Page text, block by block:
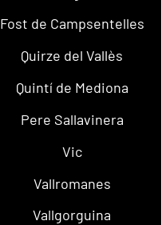
Fost de Campsentelles
Quirze del Vallès
Quintí de Mediona
Pere Sallavinera
Vic
Vallromanes
Vallgorguina